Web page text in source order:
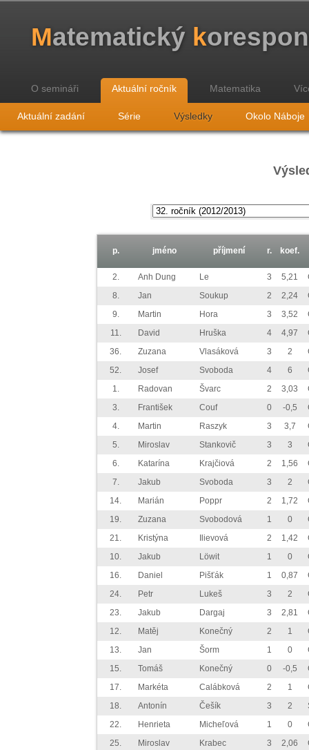
Matematický k
O semináři Aktuální ročník Matematika
Aktuální zadání Série Výsledky Okolo Náboje
p. jméno příjmení r. koef.
2. Anh Dung Le 3 5,21
8.
Jan Soukup 2 2,24
9.
Martin Hora 3 3,52
11.
David Hruška 4 4,97
36.
Zuzana Vlasáková 3 2
52.
Josef Svoboda 4 6
1.
Radovan Švarc 2 3,03
3.
František Couf 0 -0,5
4.
Martin Raszyk 3 3,7
5.
Miroslav Stankovič 3 3
6.
Katarína Krajčiová 2 1,56
7.
Jakub Svoboda 3 2
14.
Marián Poppr 2 1,72
19.
Zuzana Svobodová 1 0
21.
Kristýna Ilievová 2 1,42
10.
Jakub Löwit 1 0
16.
Daniel Pišťák 1 0,87
24.
Petr Lukeš 3 2
23.
Jakub Dargaj 3 2,81
12.
Matěj Konečný 2 1
13.
Jan Šorm 1 0
15.
Tomáš Konečný 0 -0,5
17.
Markéta Calábková 2 1
18.
Antonín Češík 3 2
22.
Henrieta Micheľová 1 0
25.
Miroslav Krabec 3 2,06